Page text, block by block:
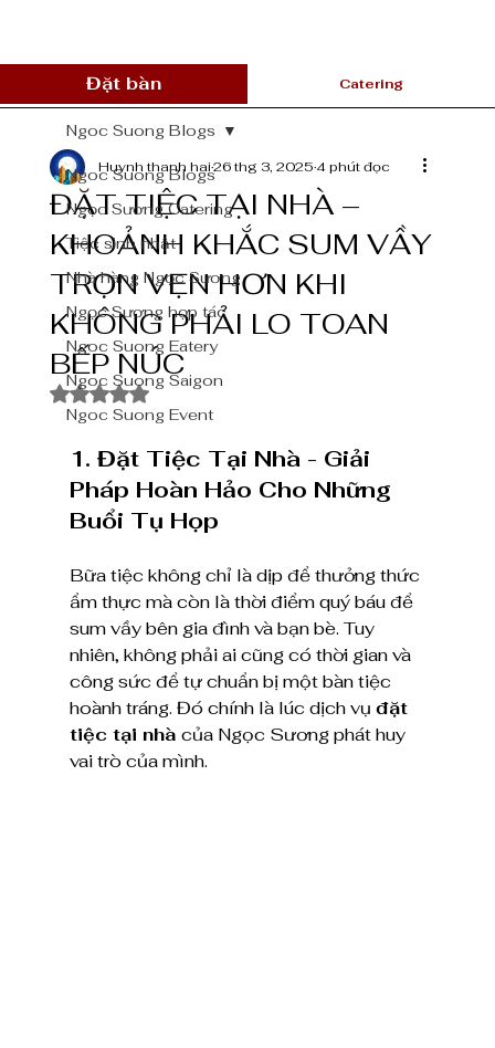
Catering
Đặt bàn
Ngoc Suong Blogs
Ngọc Sương Catering
Tiệc sinh nhật
Nhà hàng Ngọc Sương
Ngọc Sương hợp tác
Ngoc Suong Eatery
Ngoc Suong Saigon
Ngoc Suong Event
Ngoc Suong Blogs
ĐẶT TIỆC TẠI NHÀ –
KHOẢNH KHẮC SUM VẦY
TRỌN VẸN HƠN KHI
KHÔNG PHẢI LO TOAN
BẾP NÚC
Huynh thanh hai26 thg 3, 20254 phút đọc
Đã xếp hạng NaN/5 sao.
1. Đặt Tiệc Tại Nhà - Giải
Pháp Hoàn Hảo Cho Những
Buổi Tụ Họp
Bữa tiệc không chỉ là dịp để thưởng thức
ẩm thực mà còn là thời điểm quý báu để
sum vầy bên gia đình và bạn bè. Tuy
nhiên, không phải ai cũng có thời gian và
công sức để tự chuẩn bị một bàn tiệc
hoành tráng. Đó chính là lúc dịch vụ đặt
tiệc tại nhà của Ngọc Sương phát huy
vai trò của mình.